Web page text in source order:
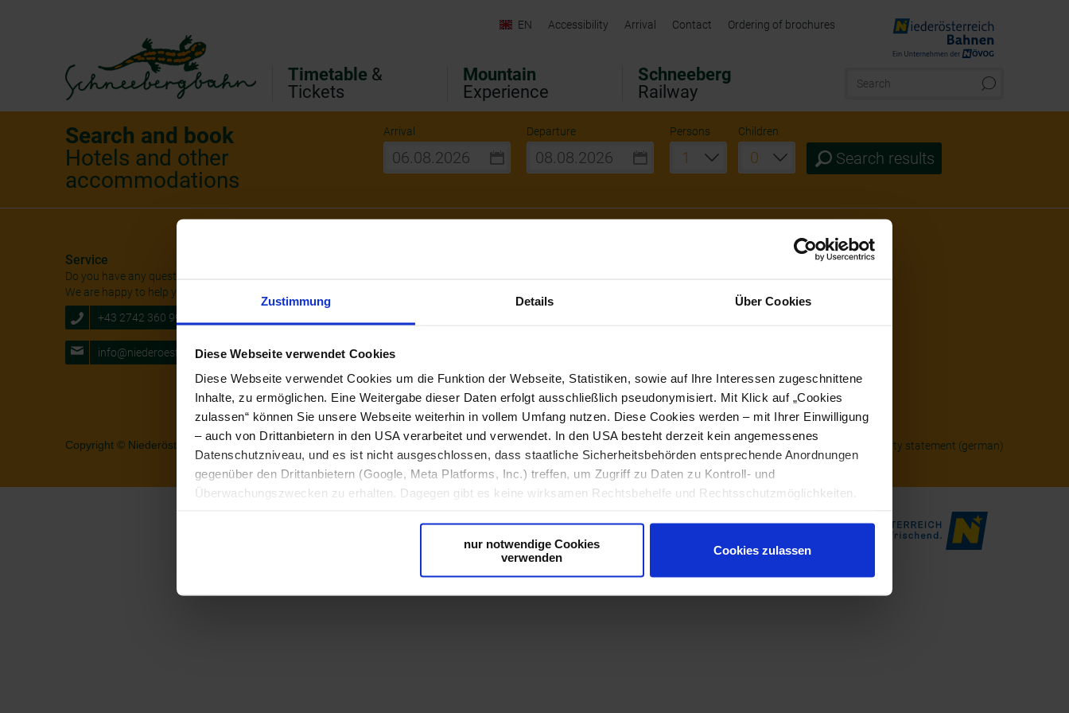
Zustimmung Details Über Cookies
Diese Webseite verwendet Cookies
Diese Webseite verwendet Cookies um die Funktion der Webseite, Statistiken, sowie auf Ihre Interessen zugeschnittene
Inhalte, zu ermöglichen. Eine Weitergabe dieser Daten erfolgt ausschließlich pseudonymisiert. Mit Klick auf „Cookies
zulassen“ können Sie unsere Webseite weiterhin in vollem Umfang nutzen. Diese Cookies werden – mit Ihrer Einwilligung
– auch von Drittanbietern in den USA verarbeitet und verwendet. In den USA besteht derzeit kein angemessenes
Datenschutzniveau, und es ist nicht ausgeschlossen, dass staatliche Sicherheitsbehörden entsprechende Anordnungen
gegenüber den Drittanbietern (Google, Meta Platforms, Inc.) treffen, um Zugriff zu Daten zu Kontroll- und
Überwachungszwecken zu erhalten. Dagegen gibt es keine wirksamen Rechtsbehelfe und Rechtsschutzmöglichkeiten.
Browser, Internetanbieter, Endgerät und Bildschirmauflösung an Google bzw. Meta weiter. Weitere Details betreffend
nur notwendige Cookies
verwenden
Cookies zulassen
Timetable &
Tickets
Mountain
Experience
Schneeberg
Railway
EN Accessibility Arrival Contact Ordering of brochures
Search and book
Hotels and other
accommodations
Arrival Departure Persons Children
Search results
Service
Do you have any questions?
We are happy to help you.
+43 2742 360 990-1000
info@niederoesterreichbahnen.at
Copyright © Niederösterreich Bahnen GmbH Data protection Accessibility statement (german)